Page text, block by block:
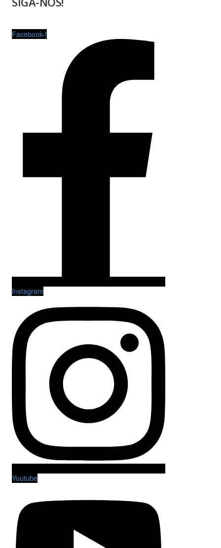
Facebook-f
Instagram
Youtube